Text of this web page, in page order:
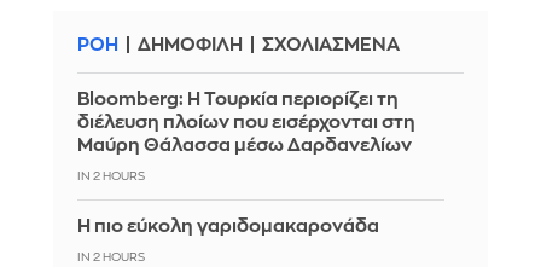
ΡΟΗ ΔΗΜΟΦΙΛΗ ΣΧΟΛΙΑΣΜΕΝΑ
Bloomberg: Η Τουρκία περιορίζει τη
διέλευση πλοίων που εισέρχονται στη
Μαύρη Θάλασσα μέσω Δαρδανελίων
IN 2 HOURS
Η πιο εύκολη γαριδομακαρονάδα
IN 2 HOURS